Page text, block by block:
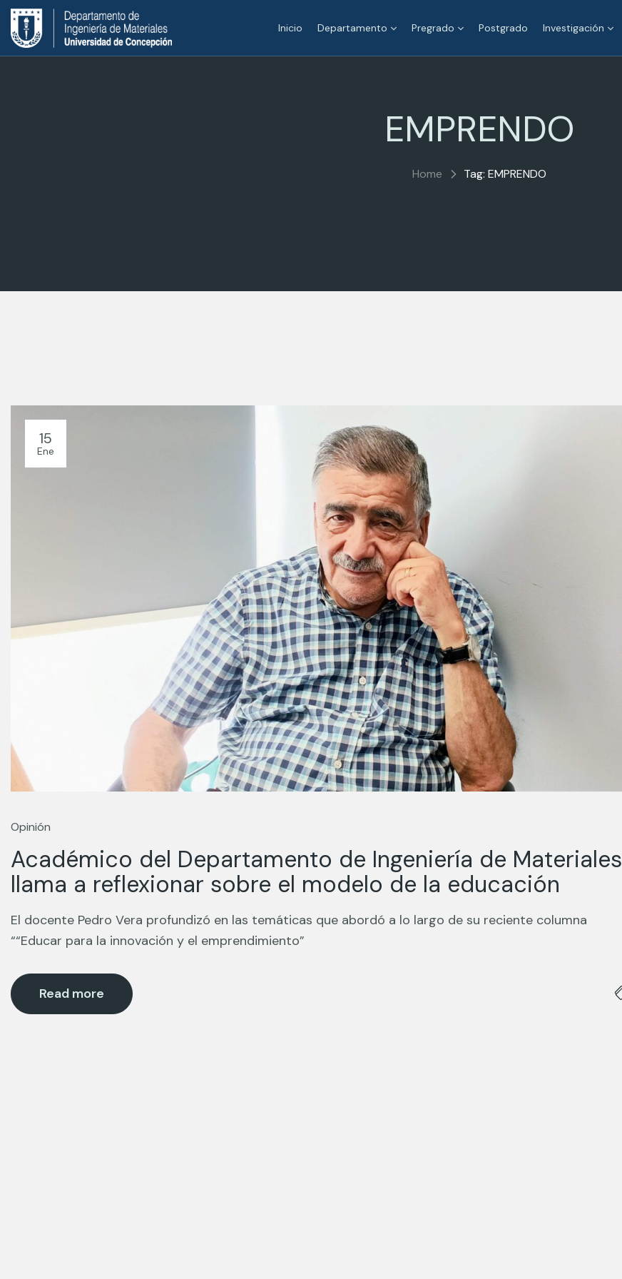
Inicio Departamento Pregrado Postgrado Investigación
EMPRENDO
Home Tag: EMPRENDO
15
Ene
Opinión
Académico del Departamento de Ingeniería de Materiales
llama a reflexionar sobre el modelo de la educación
El docente Pedro Vera profundizó en las temáticas que abordó a lo largo de su reciente columna
““Educar para la innovación y el emprendimiento”
Read more